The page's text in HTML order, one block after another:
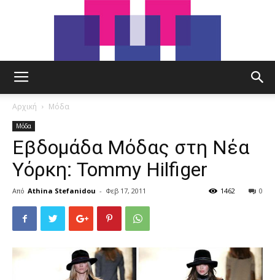
Αρχική Μόδα
Μόδα
Εβδομάδα Μόδας στη Νέα
Υόρκη: Tommy Hilfiger
Από Athina Stefanidou - Φεβ 17, 2011 0
1462